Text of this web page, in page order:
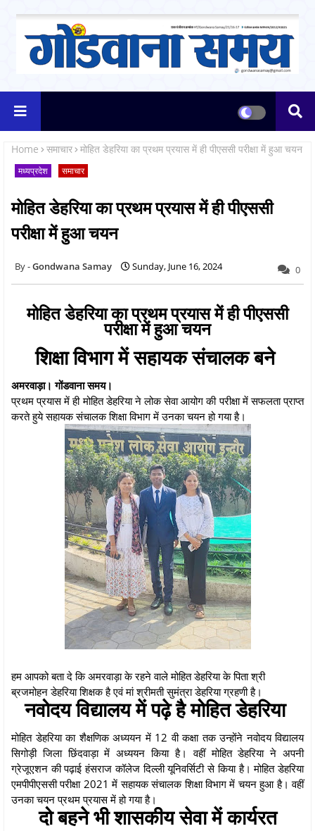
Home समाचार मोहित डेहरिया का प्रथम प्रयास में ही पीएससी परीक्षा में हुआ चयन
मध्यप्रदेश समाचार
मोहित डेहरिया का प्रथम प्रयास में ही पीएससी
परीक्षा में हुआ चयन
Gondwana Samay Sunday, June 16, 2024 0
मोहित डेहरिया का प्रथम प्रयास में ही पीएससी
परीक्षा में हुआ चयन
शिक्षा विभाग में सहायक संचालक बने
अमरवाड़ा। गोंडवाना समय।
प्रथम प्रयास में ही मोहित डेहरिया ने लोक सेवा आयोग की परीक्षा में सफलता प्राप्त
करते हुये सहायक संचालक शिक्षा विभाग में उनका चयन हो गया है।
हम आपको बता दे कि अमरवाड़ा के रहने वाले मोहित डेहरिया के पिता श्री
ब्रजमोहन डेहरिया शिक्षक है एवं मां श्रीमती सुमंत्रा डेहरिया ग्रहणी है।
नवोदय विद्यालय में पढ़े है मोहित डेहरिया
मोहित डेहरिया का शैक्षणिक अध्ययन में 12 वी कक्षा तक उन्होंने नवोदय विद्यालय
सिगोड़ी जिला छिंदवाड़ा में अध्ययन किया है। वहीं मोहित डेहरिया ने अपनी
ग्रेजूएशन की पढ़ाई हंसराज कॉलेज दिल्ली यूनिवर्सिटी से किया है। मोहित डेहरिया
एमपीपीएससी परीक्षा 2021 में सहायक संचालक शिक्षा विभाग में चयन हुआ है। वहीं
उनका चयन प्रथम प्रयास में हो गया है।
दो बहने भी शासकीय सेवा में कार्यरत